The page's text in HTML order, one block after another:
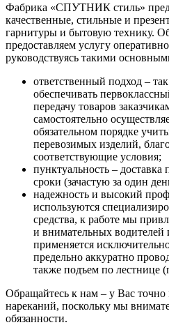
Фабрика «СПУТНИК стиль»
качественные, стильные и
гарнитуры и бытовую технику.
предоставляем услугу
руководствуясь такими
ответственный подход –
обеспечивать
передачу товаров
самостоятельно
обязательном порядке
перевозимых изделий,
соответствующие условия;
пунктуальность –
сроки (зачастую за один
надежность и высокий
используются
средства, к работе мы
и внимательных водителей
применяется
предельно аккуратно
также подъем по лестнице
Обращайтесь к нам – у Вас
нареканий, поскольку мы
обязанности.